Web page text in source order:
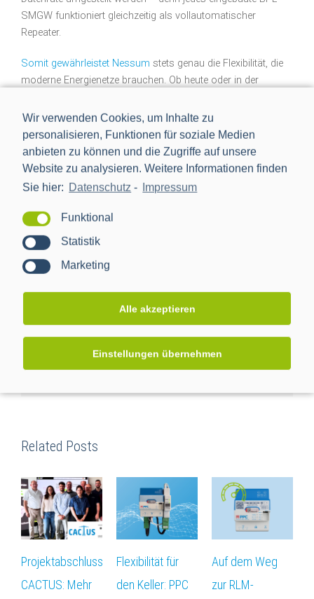
Wir verwenden Cookies, um Inhalte zu
personalisieren, Funktionen für soziale Medien
anbieten zu können und die Zugriffe auf unsere
Website zu analysieren. Weitere Informationen finden
Sie hier: Datenschutz - Impressum
Funktional
Statistik
Marketing
Alle akzeptieren
Einstellungen übernehmen
SMGW funktioniert gleichzeitig als vollautomatischer
Repeater.
Somit gewährleistet Nessum stets genau die Flexibilität, die
moderne Energienetze brauchen. Ob heute oder in der
facebooktwitterlinkedinredditwhatsapp
Email
Related Posts
Projektabschluss
CACTUS: Mehr
Flexibilität für
den Keller: PPC
Auf dem Weg
zur RLM-